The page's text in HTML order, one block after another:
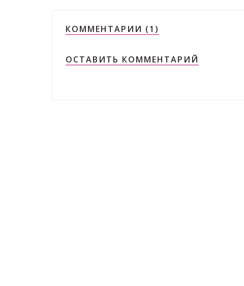
КОММЕНТАРИИ (1)
ОСТАВИТЬ КОММЕНТАРИЙ